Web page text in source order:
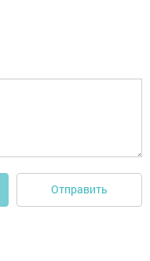
Отправить